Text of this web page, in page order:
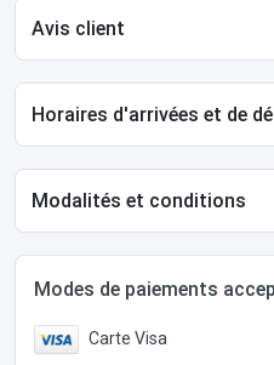
Avis client
Horaires d'arrivées et de
Modalités et conditions
Modes de paiements
Carte Visa